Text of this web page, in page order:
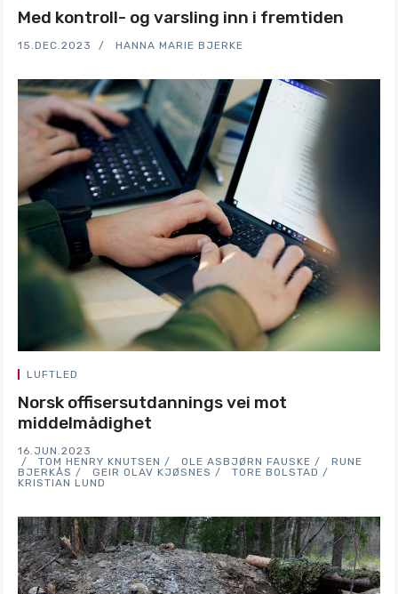
Med kontroll- og varsling inn i fremtiden
15.DEC.2023 HANNA MARIE BJERKE
LUFTLED
Norsk offisersutdannings vei mot
middelmådighet
16.JUN.2023
TOM HENRY KNUTSEN
OLE ASBJØRN FAUSKE
RUNE
BJERKÅS
GEIR OLAV KJØSNES
TORE BOLSTAD
KRISTIAN LUND